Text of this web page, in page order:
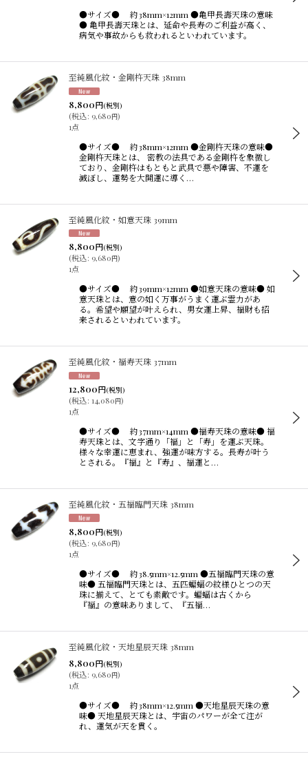
●サイズ● 約38mm×12mm ●亀甲長壽天珠の意味
● 亀甲長壽天珠とは、延命や長寿のご利益が高く、
病気や事故からも救われるといわれています。
至純風化紋・金剛杵天珠 38mm
8,800円(税別)
(税込: 9,680円)
1点
●サイズ● 約38mm×12mm ●金剛杵天珠の意味●
金剛杵天珠とは、 密教の法具である金剛杵を象徴し
ており、金剛杵はもともと武具で悪や障害、不運を
滅ぼし、運勢を大開運に導く…
至純風化紋・如意天珠 39mm
8,800円(税別)
(税込: 9,680円)
1点
●サイズ● 約39mm×12mm ●如意天珠の意味● 如
意天珠とは、意の如く万事がうまく運ぶ霊力があ
る。希望や願望が叶えられ、男女運上昇、福財も招
来されるといわれています。
至純風化紋・福寿天珠 37mm
12,800円(税別)
(税込: 14,080円)
1点
●サイズ● 約37mm×14mm ●福寿天珠の意味● 福
寿天珠とは、文字通り「福」と「寿」を運ぶ天珠。
様々な幸運に恵まれ、強運が味方する。長寿が叶う
とされる。『福』と『寿』、福運と…
至純風化紋・五福臨門天珠 38mm
8,800円(税別)
(税込: 9,680円)
1点
●サイズ● 約38.5mm×12.5mm ●五福臨門天珠の意
味● 五福臨門天珠とは、五匹蝙蝠の紋様ひとつの天
珠に揃えて、とても素敵です。蝙蝠は古くから
『福』の意味ありまして、『五福…
至純風化紋・天地星辰天珠 38mm
8,800円(税別)
(税込: 9,680円)
1点
●サイズ● 約38mm×12.5mm ●天地星辰天珠の意
味● 天地星辰天珠とは、宇宙のパワーが全て注が
れ、運気が天を貫く。